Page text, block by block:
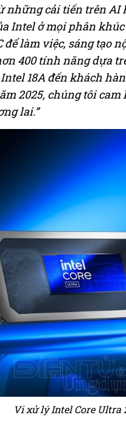
cải tiến trên AI
Intel ở mọi phân
làm việc, sáng tạo
400 tính năng dựa
18A đến khách
2025, chúng tôi
lai.”
Vi xử lý Intel Core Ultra